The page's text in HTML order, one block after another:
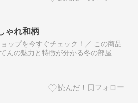
ゃれ和柄
ップを今すぐチェック！／ この商品
んの魅力と特徴が分かる冬の部屋着